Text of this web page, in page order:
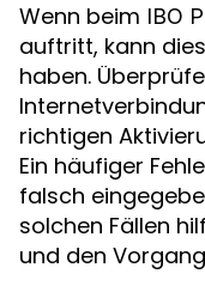
Wenn beim IBO
auftritt, kann
haben.
richtigen
Ein häufiger
falsch
solchen Fällen
und den